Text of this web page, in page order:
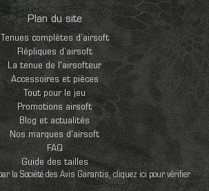
Plan du site
Tenues complètes d’airsoft
Répliques d’airsoft
La tenue de l'airsofteur
Accessoires et pièces
Tout pour le jeu
Promotions airsoft
Blog et actualités
Nos marques d'airsoft
FAQ
Guide des tailles
la Société des Avis Garantis,cliquez ici pour vérifier